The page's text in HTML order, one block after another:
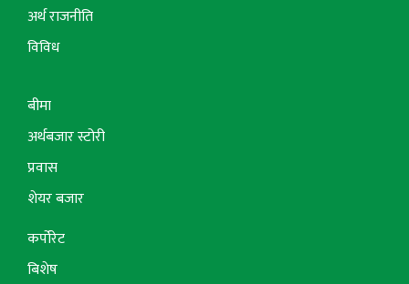
अर्थ राजनीति
विविध
बीमा
अर्थबजार स्टोरी
प्रवास
शेयर बजार
कर्पोरेट
बिशेष